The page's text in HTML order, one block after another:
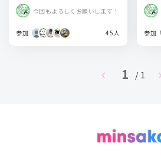
今回もよろしくお願いします！
参加 45人 参加
chevron_left 1 / 1 chevron_right